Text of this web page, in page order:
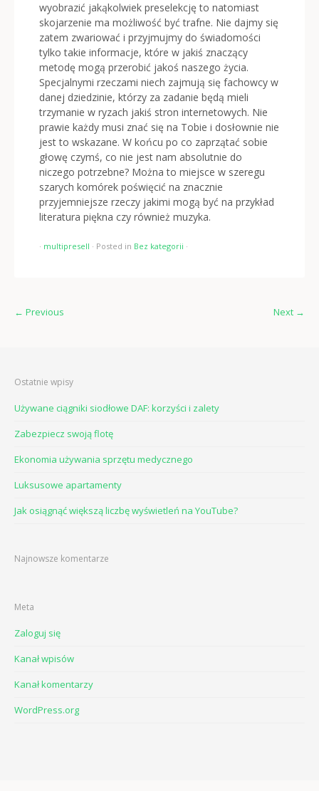
wyobrazić jakąkolwiek preselekcję to natomiast
skojarzenie ma możliwość być trafne. Nie dajmy się
zatem zwariować i przyjmujmy do świadomości
tylko takie informacje, które w jakiś znaczący
metodę mogą przerobić jakoś naszego życia.
Specjalnymi rzeczami niech zajmują się fachowcy w
danej dziedzinie, którzy za zadanie będą mieli
trzymanie w ryzach jakiś stron internetowych. Nie
prawie każdy musi znać się na Tobie i dosłownie nie
jest to wskazane. W końcu po co zaprzątać sobie
głowę czymś, co nie jest nam absolutnie do
niczego potrzebne? Można to miejsce w szeregu
szarych komórek poświęcić na znacznie
przyjemniejsze rzeczy jakimi mogą być na przykład
literatura piękna czy również muzyka.
· multipresell · Posted in Bez kategorii ·
← Previous Next →
Ostatnie wpisy
Używane ciągniki siodłowe DAF: korzyści i zalety
Zabezpiecz swoją flotę
Ekonomia używania sprzętu medycznego
Luksusowe apartamenty
Jak osiągnąć większą liczbę wyświetleń na YouTube?
Najnowsze komentarze
Meta
Zaloguj się
Kanał wpisów
Kanał komentarzy
WordPress.org